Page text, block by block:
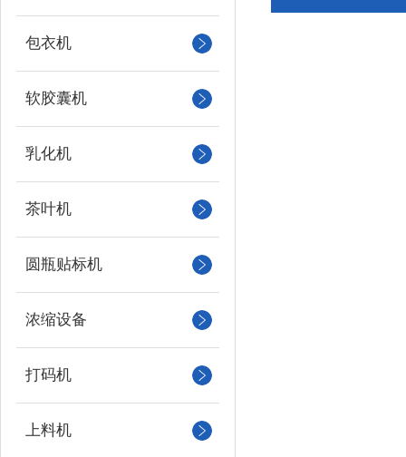
包衣机
软胶囊机
乳化机
茶叶机
圆瓶贴标机
浓缩设备
打码机
上料机